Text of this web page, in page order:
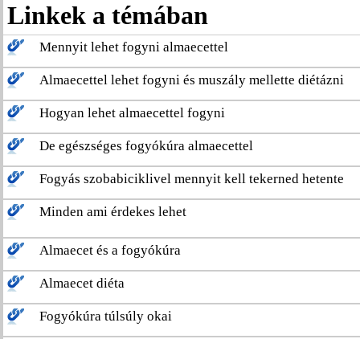
Linkek a témában
Mennyit lehet fogyni almaecettel
Almaecettel lehet fogyni és muszály mellette diétázni
Hogyan lehet almaecettel fogyni
De egészséges fogyókúra almaecettel
Fogyás szobabiciklivel mennyit kell tekerned hetente
Minden ami érdekes lehet
Almaecet és a fogyókúra
Almaecet diéta
Fogyókúra túlsúly okai